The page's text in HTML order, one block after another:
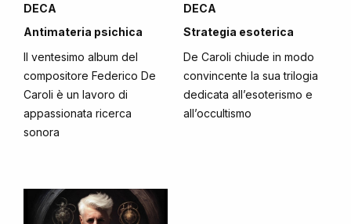
DECA
Antimateria psichica
Il ventesimo album del
compositore Federico De
Caroli è un lavoro di
appassionata ricerca
sonora
DECA
Strategia esoterica
De Caroli chiude in modo
convincente la sua trilogia
dedicata all’esoterismo e
all’occultismo